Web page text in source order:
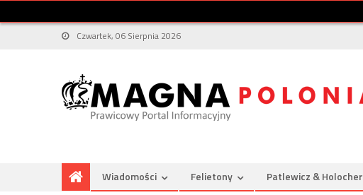
Czwartek, 06 Sierpnia 2026
Wiadomości Felietony Patlewicz & Holocher